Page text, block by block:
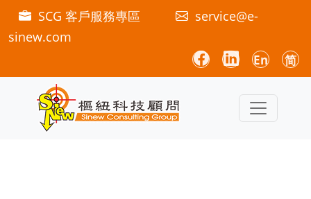
SCG 客戶服務專區
service@e-
sinew.com
En 简